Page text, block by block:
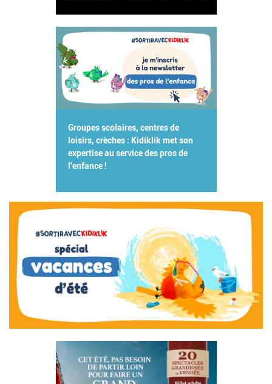
Groupes scolaires, centres de
loisirs, crèches : Kidiklik met son
expertise au service des pros de
l'enfance !